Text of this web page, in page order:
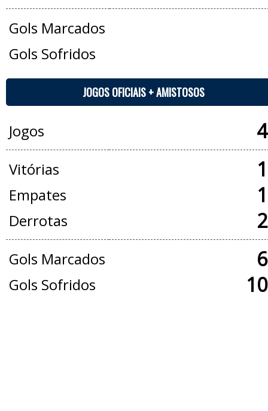
Gols Marcados
Gols Sofridos
JOGOS OFICIAIS + AMISTOSOS
Jogos
Vitórias
Empates
Derrotas
Gols Marcados
Gols Sofridos